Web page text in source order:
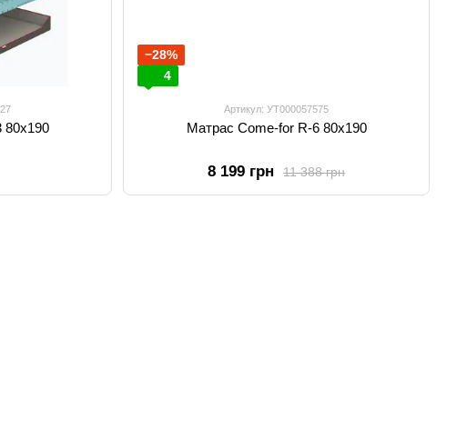
80x190
−28%
4
Артикул: УТ000057575
Матрас Come-for R-6 80х190
11 388 грн
8 199 грн